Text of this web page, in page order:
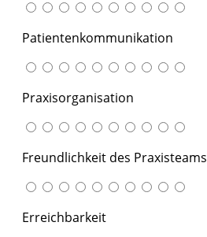
Patientenkommunikation
Praxisorganisation
Freundlichkeit des Praxisteams
Erreichbarkeit